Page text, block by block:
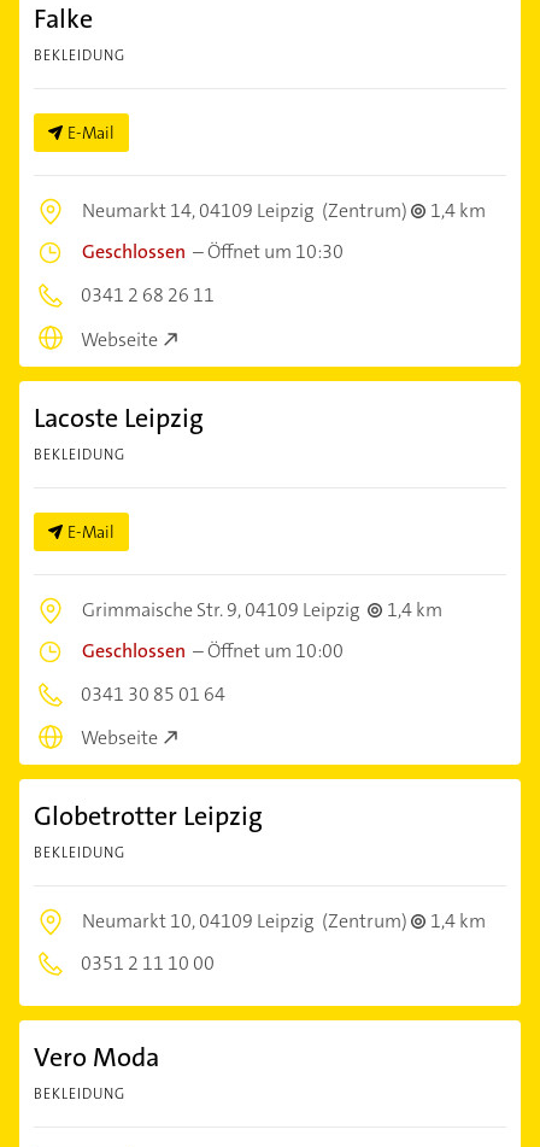
Falke
BEKLEIDUNG
E-Mail
Neumarkt 14,04109 Leipzig (Zentrum)
1,4 km
Geschlossen –Öffnet um 10:30
0341 2 68 26 11
Webseite
Lacoste Leipzig
BEKLEIDUNG
E-Mail
Grimmaische Str. 9,04109 Leipzig
1,4 km
Geschlossen –Öffnet um 10:00
0341 30 85 01 64
Webseite
Globetrotter Leipzig
BEKLEIDUNG
Neumarkt 10,04109 Leipzig (Zentrum)
1,4 km
0351 2 11 10 00
Vero Moda
BEKLEIDUNG